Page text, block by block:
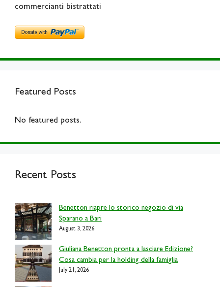
commercianti bistrattati
Featured Posts
No featured posts.
Recent Posts
Benetton riapre lo storico negozio di via
Sparano a Bari
August 3, 2026
Giuliana Benetton pronta a lasciare Edizione?
Cosa cambia per la holding della famiglia
July 21, 2026